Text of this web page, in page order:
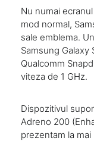
Nu numai
mod normal,
sale emblema.
Samsung Galaxy
Qualcomm
viteza de 1 GHz.
Dispozitivul
Adreno 200
prezentam la